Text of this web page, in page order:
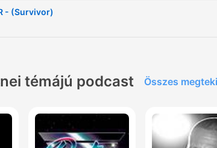
- (Survivor)
témájú podcast Összes